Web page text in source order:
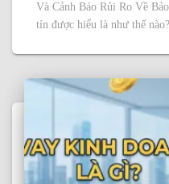
Và Cảnh Báo Rủi Ro Về
tín được hiểu là như thế